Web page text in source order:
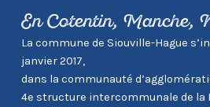
En Cotentin, Manche,
La commune de Siouville-Hague
janvier 2017,
dans la communauté
4e structure intercommunale de la